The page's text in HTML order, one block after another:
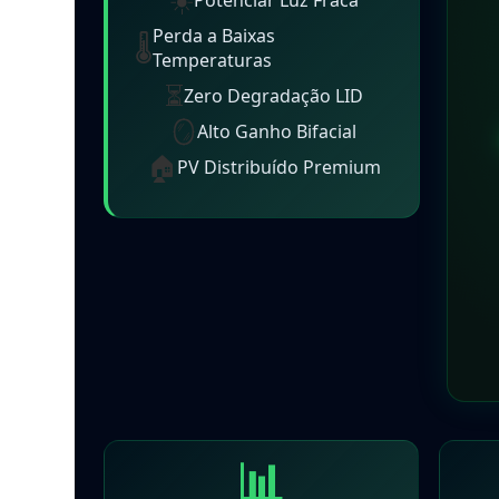
🌡️Perda a Baixas
Temperaturas
⏳Zero Degradação LID
🪞Alto Ganho Bifacial
🏠 PV Distribuído Premium
📊